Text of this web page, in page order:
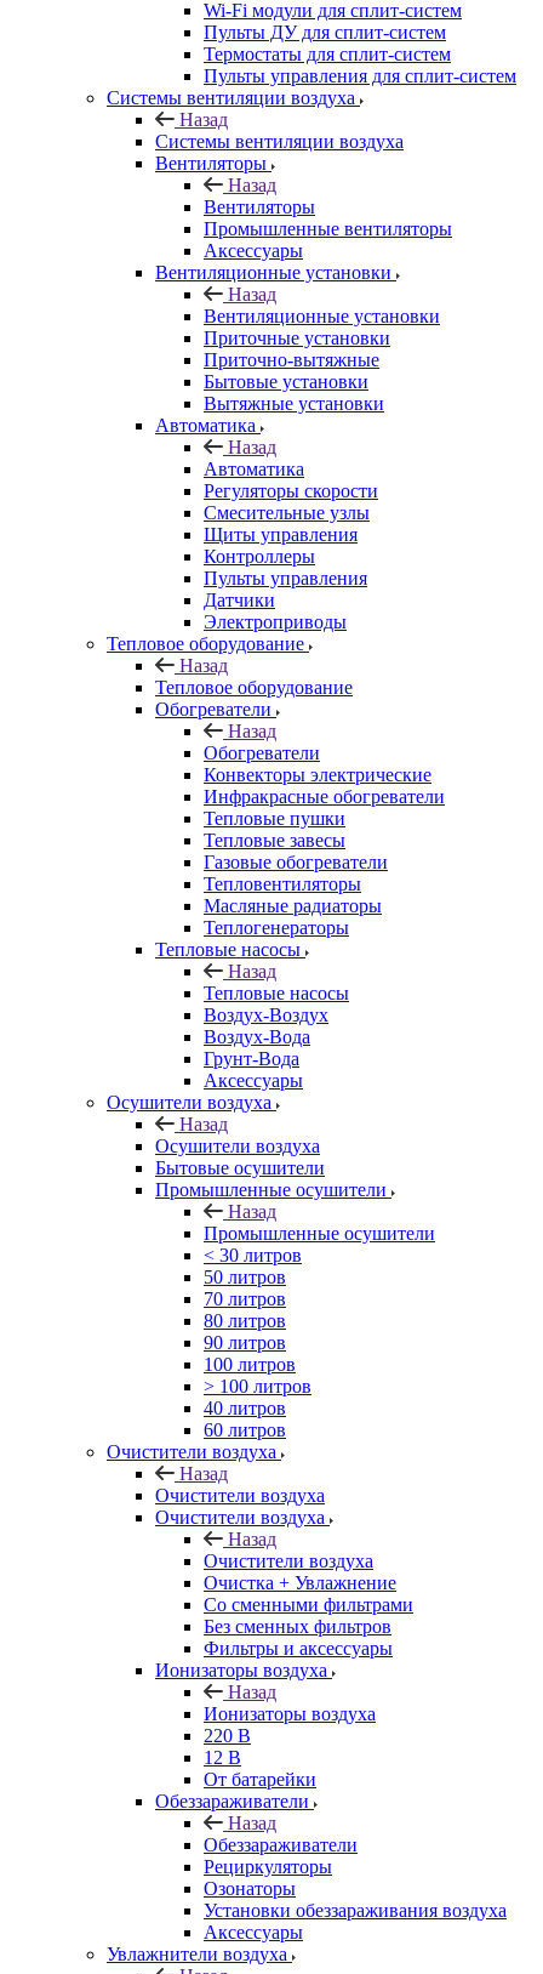
Wi-Fi модули для сплит-систем
Пульты ДУ для сплит-систем
Термостаты для сплит-систем
Пульты управления для сплит-систем
Системы вентиляции воздуха
Назад
Системы вентиляции воздуха
Вентиляторы
Назад
Вентиляторы
Промышленные вентиляторы
Аксессуары
Вентиляционные установки
Назад
Вентиляционные установки
Приточные установки
Приточно-вытяжные
Бытовые установки
Вытяжные установки
Автоматика
Назад
Автоматика
Регуляторы скорости
Смесительные узлы
Щиты управления
Контроллеры
Пульты управления
Датчики
Электроприводы
Тепловое оборудование
Назад
Тепловое оборудование
Обогреватели
Назад
Обогреватели
Конвекторы электрические
Инфракрасные обогреватели
Тепловые пушки
Тепловые завесы
Газовые обогреватели
Тепловентиляторы
Масляные радиаторы
Теплогенераторы
Тепловые насосы
Назад
Тепловые насосы
Воздух-Воздух
Воздух-Вода
Грунт-Вода
Аксессуары
Осушители воздуха
Назад
Осушители воздуха
Бытовые осушители
Промышленные осушители
Назад
Промышленные осушители
< 30 литров
50 литров
70 литров
80 литров
90 литров
100 литров
> 100 литров
40 литров
60 литров
Очистители воздуха
Назад
Очистители воздуха
Очистители воздуха
Назад
Очистители воздуха
Очистка + Увлажнение
Cо сменными фильтрами
Без сменных фильтров
Фильтры и аксессуары
Ионизаторы воздуха
Назад
Ионизаторы воздуха
220 В
12 В
От батарейки
Обеззараживатели
Назад
Обеззараживатели
Рециркуляторы
Озонаторы
Установки обеззараживания воздуха
Аксессуары
Увлажнители воздуха